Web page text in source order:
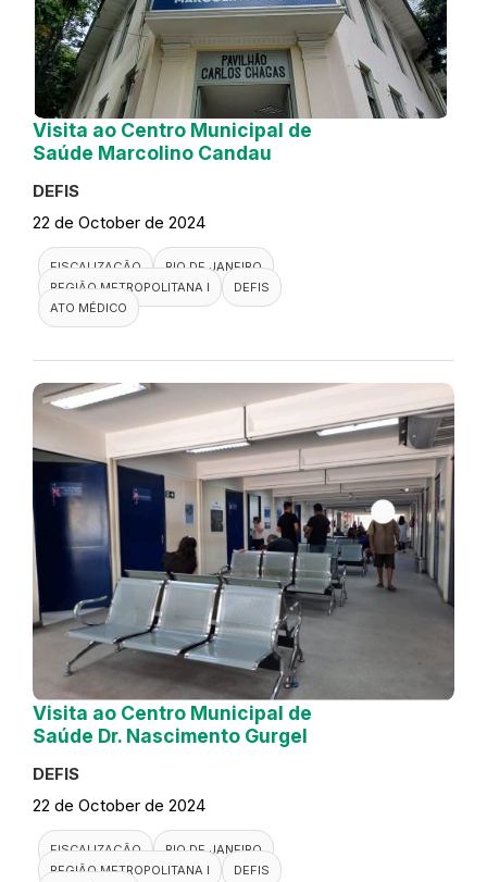
Visita ao Centro Municipal de
Saúde Marcolino Candau
DEFIS
22 de October de 2024
FISCALIZAÇÃO
RIO DE JANEIRO
REGIÃO METROPOLITANA I
DEFIS
ATO MÉDICO
Visita ao Centro Municipal de
Saúde Dr. Nascimento Gurgel
DEFIS
22 de October de 2024
FISCALIZAÇÃO
RIO DE JANEIRO
REGIÃO METROPOLITANA I
DEFIS